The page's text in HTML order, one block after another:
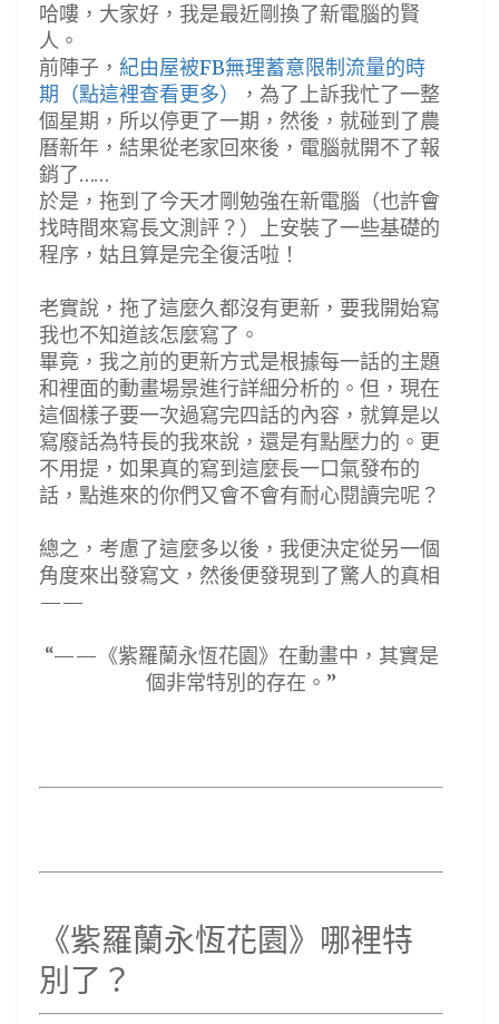
哈嘍，大家好，我是最近剛換了新電腦的賢
人。
前陣子， 紀由屋被FB無理蓄意限制流量的時
期（點這裡查看更多）
，為了上訴我忙了一整
個星期，所以停更了一期，然後，就碰到了農
曆新年，結果從老家回來後，電腦就開不了報
銷了……
於是，拖到了今天才剛勉強在新電腦（也許會
找時間來寫長文測評？）上安裝了一些基礎的
程序，姑且算是完全復活啦！
老實說，拖了這麼久都沒有更新，要我開始寫
我也不知道該怎麼寫了。
畢竟，我之前的更新方式是根據每一話的主題
和裡面的動畫場景進行詳細分析的。但，現在
這個樣子要一次過寫完四話的內容，就算是以
寫廢話為特長的我來說，還是有點壓力的。更
不用提，如果真的寫到這麼長一口氣發布的
話，點進來的你們又會不會有耐心閱讀完呢？
總之，考慮了這麼多以後，我便決定從另一個
角度來出發寫文，然後便發現到了驚人的真相
——
“——《紫羅蘭永恆花園》在動畫中，其實是
個非常特別的存在。”
《紫羅蘭永恆花園》哪裡特
別了？